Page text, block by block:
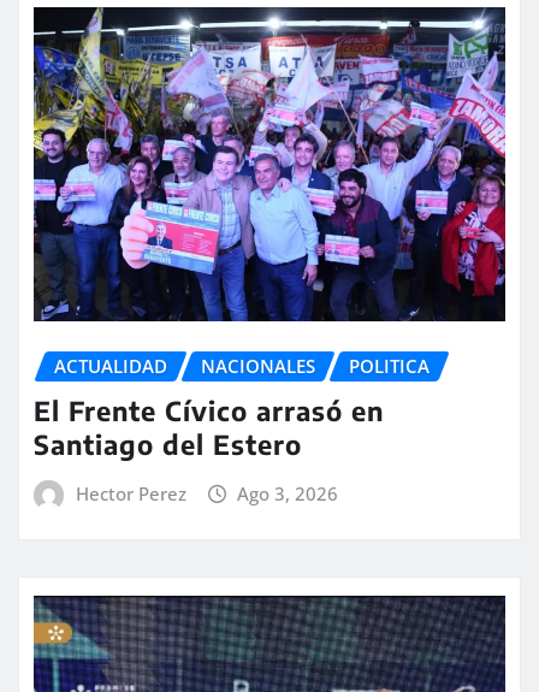
ACTUALIDAD NACIONALES POLITICA
El Frente Cívico arrasó en
Santiago del Estero
Hector Perez Ago 3, 2026